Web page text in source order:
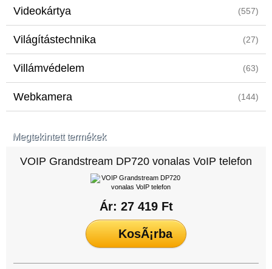
Videokártya (557)
Világítástechnika (27)
Villámvédelem (63)
Webkamera (144)
Megtekintett termékek
VOIP Grandstream DP720 vonalas VoIP telefon
Ár: 27 419 Ft